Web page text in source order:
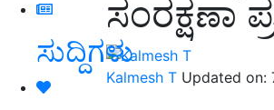
ಸುದ್ದಿಗಳು
ಸಂರಕ್ಷಣಾ
Kalmesh T Updated on: